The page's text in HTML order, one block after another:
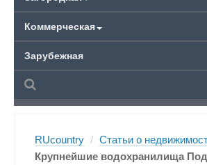
Коммерческая
Зарубежная
RUcountry / Статьи о
Крупнейшие водохранилища